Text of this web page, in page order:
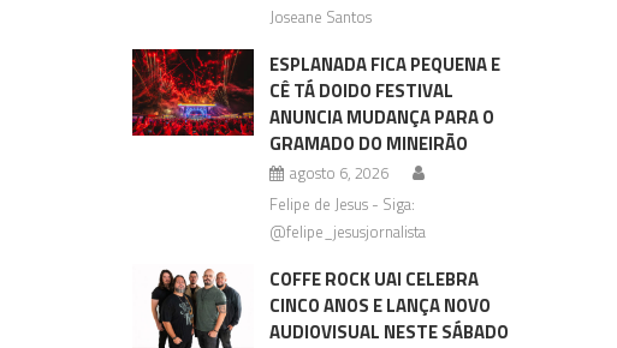
Joseane Santos
ESPLANADA FICA PEQUENA E
CÊ TÁ DOIDO FESTIVAL
ANUNCIA MUDANÇA PARA O
GRAMADO DO MINEIRÃO
agosto 6, 2026
Felipe de Jesus - Siga:
@felipe_jesusjornalista
COFFE ROCK UAI CELEBRA
CINCO ANOS E LANÇA NOVO
AUDIOVISUAL NESTE SÁBADO